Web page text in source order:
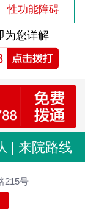
性功能障碍
为您详解
| 来院路线
215号